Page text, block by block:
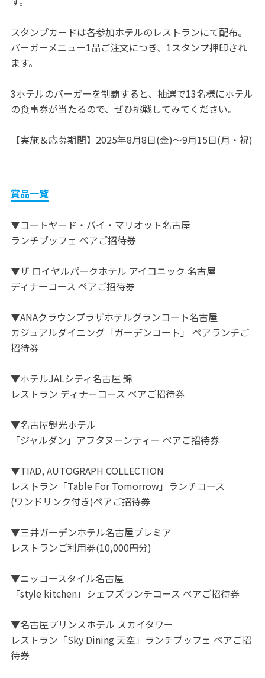
スタンプカードは各参加ホテルのレストランにて配布。
バーガーメニュー1品ご注文につき、1スタンプ押印され
ます。
3ホテルのバーガーを制覇すると、抽選で13名様にホテル
の食事券が当たるので、ぜひ挑戦してみてください。
【実施＆応募期間】2025年8月8日(金)～9月15日(月・祝)
賞品一覧
▼コートヤード・バイ・マリオット名古屋
ランチブッフェ ペアご招待券
▼ザ ロイヤルパークホテル アイコニック 名古屋
ディナーコース ペアご招待券
▼ANAクラウンプラザホテルグランコート名古屋
カジュアルダイニング「ガーデンコート」 ペアランチご
招待券
▼ホテルJALシティ名古屋 錦
レストラン ディナーコース ペアご招待券
▼名古屋観光ホテル
「ジャルダン」アフタヌーンティー ペアご招待券
▼TIAD, AUTOGRAPH COLLECTION
レストラン「Table For Tomorrow」ランチコース
(ワンドリンク付き)ペアご招待券
▼三井ガーデンホテル名古屋プレミア
レストランご利用券(10,000円分)
▼ニッコースタイル名古屋
「style kitchen」シェフズランチコース ペアご招待券
▼名古屋プリンスホテル スカイタワー
レストラン「Sky Dining 天空」ランチブッフェ ペアご招
待券